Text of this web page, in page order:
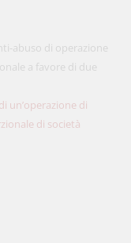
abuso di operazione
a favore di due
un’operazione di
di società